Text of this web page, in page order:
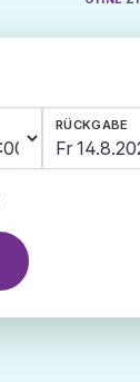
RÜCKGABE